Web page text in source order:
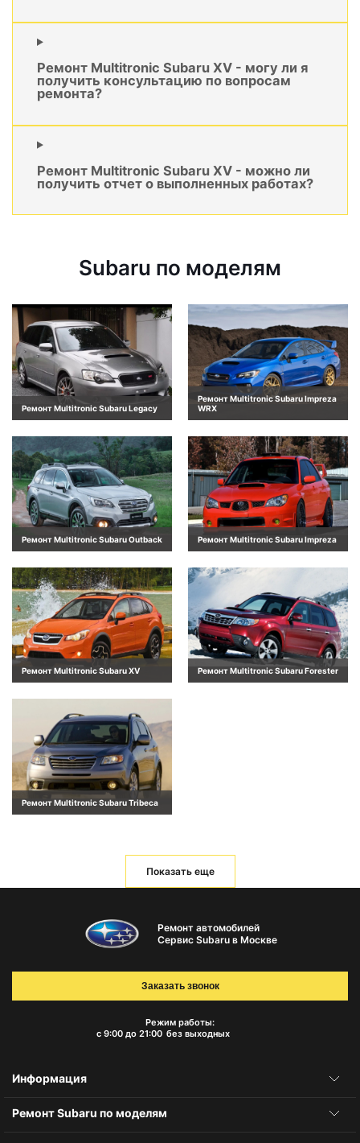
Ремонт Multitronic Subaru XV - могу ли я
получить консультацию по вопросам
ремонта?
Ремонт Multitronic Subaru XV - можно ли
получить отчет о выполненных работах?
Subaru по моделям
Ремонт Multitronic Subaru Legacy
Ремонт Multitronic Subaru Impreza
WRX
Ремонт Multitronic Subaru Outback Ремонт Multitronic Subaru Impreza
Ремонт Multitronic Subaru XV Ремонт Multitronic Subaru Forester
Ремонт Multitronic Subaru Tribeca
Показать еще
Ремонт автомобилей
Сервис Subaru в Москве
Режим работы:
с 9:00 до 21:00 без выходных
Заказать звонок
Информация
Ремонт Subaru по моделям